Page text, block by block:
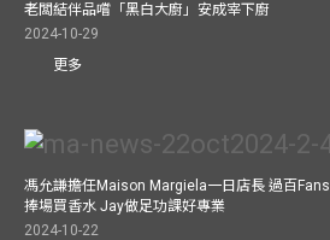
老闆結伴品嚐「黑白大廚」安成宰下廚
2024-10-29
更多
馮允謙擔任Maison Margiela一日店長 過百Fans
捧場買香水 Jay做足功課好專業
2024-10-22